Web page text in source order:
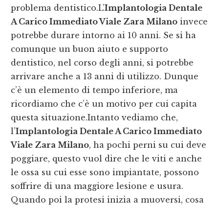
problema dentistico.L’Implantologia Dentale
A Carico Immediato Viale Zara Milano invece
potrebbe durare intorno ai 10 anni. Se si ha
comunque un buon aiuto e supporto
dentistico, nel corso degli anni, si potrebbe
arrivare anche a 13 anni di utilizzo. Dunque
c’è un elemento di tempo inferiore, ma
ricordiamo che c’è un motivo per cui capita
questa situazione.Intanto vediamo che,
l’Implantologia Dentale A Carico Immediato
Viale Zara Milano, ha pochi perni su cui deve
poggiare, questo vuol dire che le viti e anche
le ossa su cui esse sono impiantate, possono
soffrire di una maggiore lesione e usura.
Quando poi la protesi inizia a muoversi, cosa